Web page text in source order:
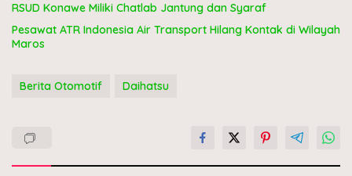
RSUD Konawe Miliki Chatlab Jantung dan Syaraf
Pesawat ATR Indonesia Air Transport Hilang Kontak di Wilayah
Maros
Berita Otomotif Daihatsu